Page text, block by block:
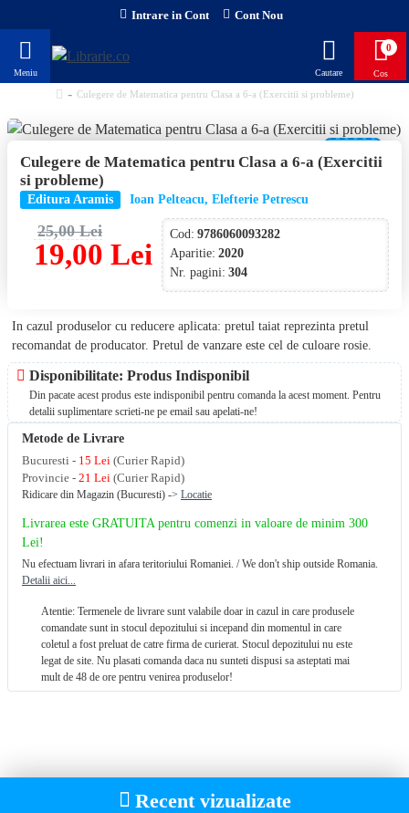
Intrare in Cont Cont Nou
0
Culegere de Matematica pentru Clasa a 6-a (Exercitii si probleme)
Culegere de Matematica pentru Clasa a 6-a (Exercitii
si probleme)
Editura Aramis Ioan Pelteacu, Elefterie Petrescu
19,00 Lei
25,00 Lei Cod: 9786060093282
Aparitie: 2020
Nr. pagini: 304
Metode de Livrare
Bucuresti - 15 Lei (Curier Rapid)
Provincie - 21 Lei (Curier Rapid)
Ridicare din Magazin (Bucuresti) -> Locatie
Livrarea este GRATUITA pentru comenzi in valoare de minim 300
Lei!
Nu efectuam livrari in afara teritoriului Romaniei. / We don't ship outside Romania.
Detalii aici...
Atentie: Termenele de livrare sunt valabile doar in cazul in care produsele
comandate sunt in stocul depozitului si incepand din momentul in care
coletul a fost preluat de catre firma de curierat. Stocul depozitului nu este
legat de site. Nu plasati comanda daca nu sunteti dispusi sa asteptati mai
mult de 48 de ore pentru venirea produselor!
In cazul produselor cu reducere aplicata: pretul taiat reprezinta pretul
recomandat de producator. Pretul de vanzare este cel de culoare rosie.
Disponibilitate: Produs Indisponibil
Din pacate acest produs este indisponibil pentru comanda la acest moment. Pentru
detalii suplimentare scrieti-ne pe email sau apelati-ne!
Recent vizualizate